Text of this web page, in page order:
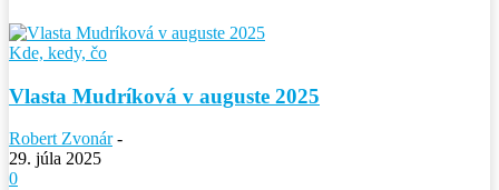
Kde, kedy, čo
Vlasta Mudríková v auguste 2025
Robert Zvonár -
29. júla 2025
0